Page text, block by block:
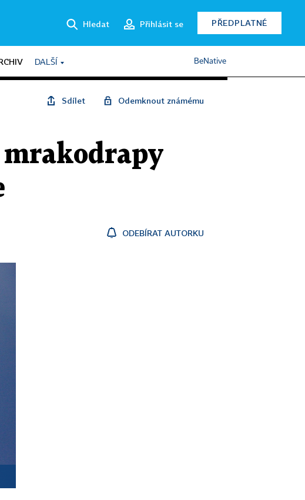
Hledat Přihlásit se PŘEDPLATNÉ
DALŠÍ BeNative
Sdílet Odemknout známému
mrakodrapy
ODEBÍRAT AUTORKU